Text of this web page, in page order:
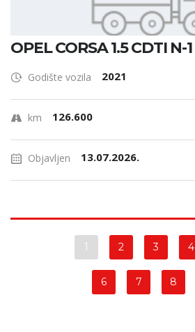
OPEL CORSA 1.5 CDTI N-1
Godište vozila 2021
km 126.600
Objavljen 13.07.2026.
1 2 3 4
6 7 8